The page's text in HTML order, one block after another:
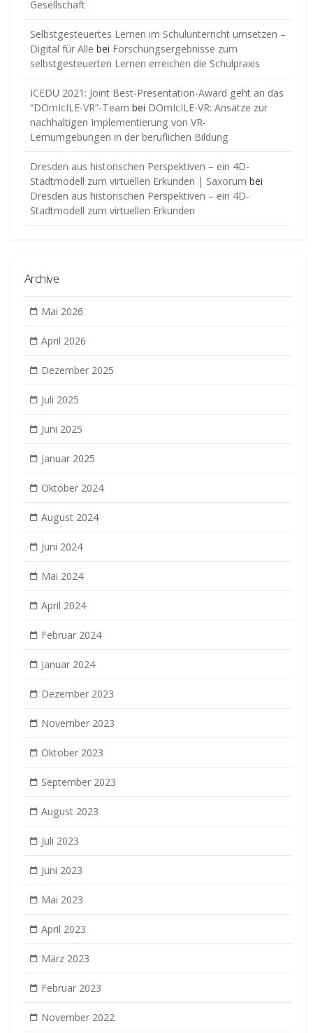
Gesellschaft
Selbstgesteuertes Lernen im Schulunterricht umsetzen –
Digital für Alle bei Forschungsergebnisse zum
selbstgesteuerten Lernen erreichen die Schulpraxis
ICEDU 2021: Joint Best-Presentation-Award geht an das
“DOmIcILE-VR”-Team bei DOmIcILE-VR: Ansätze zur
nachhaltigen Implementierung von VR-
Lernumgebungen in der beruflichen Bildung
Dresden aus historischen Perspektiven – ein 4D-
Stadtmodell zum virtuellen Erkunden | Saxorum bei
Dresden aus historischen Perspektiven – ein 4D-
Stadtmodell zum virtuellen Erkunden
Archive
Mai 2026
April 2026
Dezember 2025
Juli 2025
Juni 2025
Januar 2025
Oktober 2024
August 2024
Juni 2024
Mai 2024
April 2024
Februar 2024
Januar 2024
Dezember 2023
November 2023
Oktober 2023
September 2023
August 2023
Juli 2023
Juni 2023
Mai 2023
April 2023
März 2023
Februar 2023
November 2022